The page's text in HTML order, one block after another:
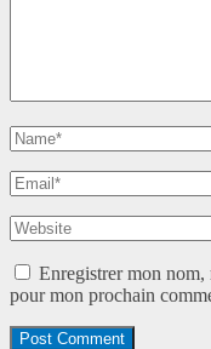
Enregistrer mon nom,
pour mon prochain